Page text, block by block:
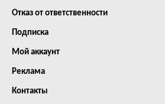
Отказ от ответственности
Подписка
Мой аккаунт
Реклама
Контакты